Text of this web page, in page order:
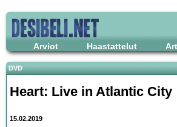
Arviot Haastattelut
DVD
Heart: Live in Atlantic City
15.02.2019